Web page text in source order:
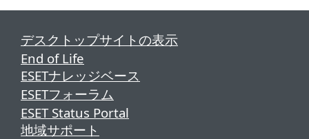
デスクトップサイトの表示
End of Life
ESETナレッジベース
ESETフォーラム
ESET Status Portal
地域サポート